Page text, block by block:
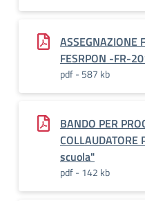
ASSEGNAZIONE
FESRPON -FR-
pdf - 587 kb
BANDO PER
scuola"
pdf - 142 kb